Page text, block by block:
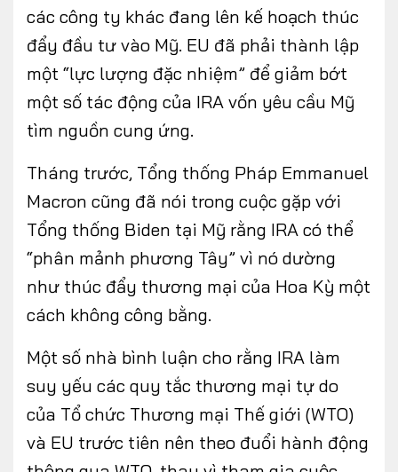
các công ty khác đang lên kế hoạch thúc
đẩy đầu tư vào Mỹ. EU đã phải thành lập
một “lực lượng đặc nhiệm” để giảm bớt
một số tác động của IRA vốn yêu cầu Mỹ
tìm nguồn cung ứng.
Tháng trước, Tổng thống Pháp Emmanuel
Macron cũng đã nói trong cuộc gặp với
Tổng thống Biden tại Mỹ rằng IRA có thể
“phân mảnh phương Tây” vì nó dường
như thúc đẩy thương mại của Hoa Kỳ một
cách không công bằng.
Một số nhà bình luận cho rằng IRA làm
suy yếu các quy tắc thương mại tự do
của Tổ chức Thương mại Thế giới (WTO)
và EU trước tiên nên theo đuổi hành động